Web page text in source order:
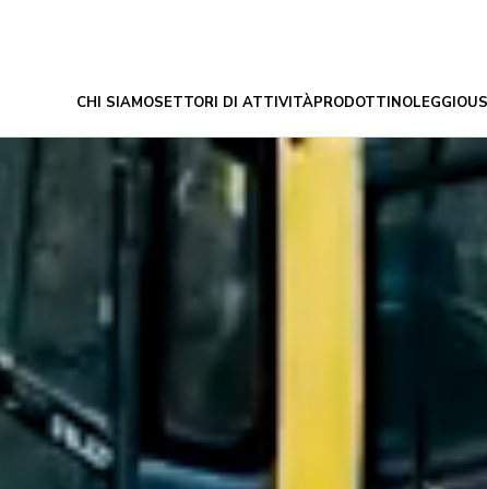
CHI SIAMOSETTORI DI ATTIVITÀPRODOTTINOLEGGIO